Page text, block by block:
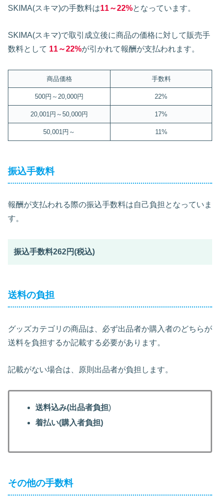
SKIMA(スキマ)の手数料は11～22%となっています。
SKIMA(スキマ)で取引成立後に商品の価格に対して販売手
数料として 11～22%が引かれて報酬が支払われます。
商品価格 手数料
500円～20,000円 22%
20,001円～50,000円 17%
50,001円～ 11%
振込手数料
報酬が支払われる際の振込手数料は自己負担となっていま
す。
振込手数料262円(税込)
送料の負担
グッズカテゴリの商品は、必ず出品者か購入者のどちらが
送料を負担するか記載する必要があります。
記載がない場合は、原則出品者が負担します。
送料込み(出品者負担)
着払い(購入者負担)
その他の手数料